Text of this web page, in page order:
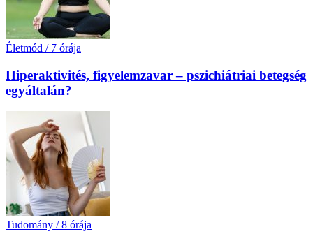
Életmód / 7 órája
Hiperaktivités, figyelemzavar – pszichiátriai betegség
egyáltalán?
Tudomány / 8 órája